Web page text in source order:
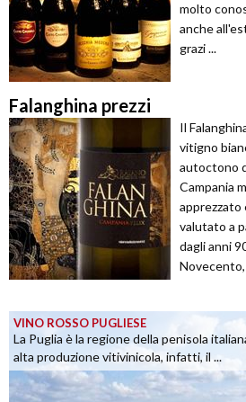
molto
anche
grazi ...
Falanghina prezzi
Il
vitigno
autoctono
Campania
apprezzato
valutato a
dagli anni
Novecento,
VINO ROSSO PUGLIESE
La Puglia è la regione della penisola
alta produzione vitivinicola, infatti, il ...